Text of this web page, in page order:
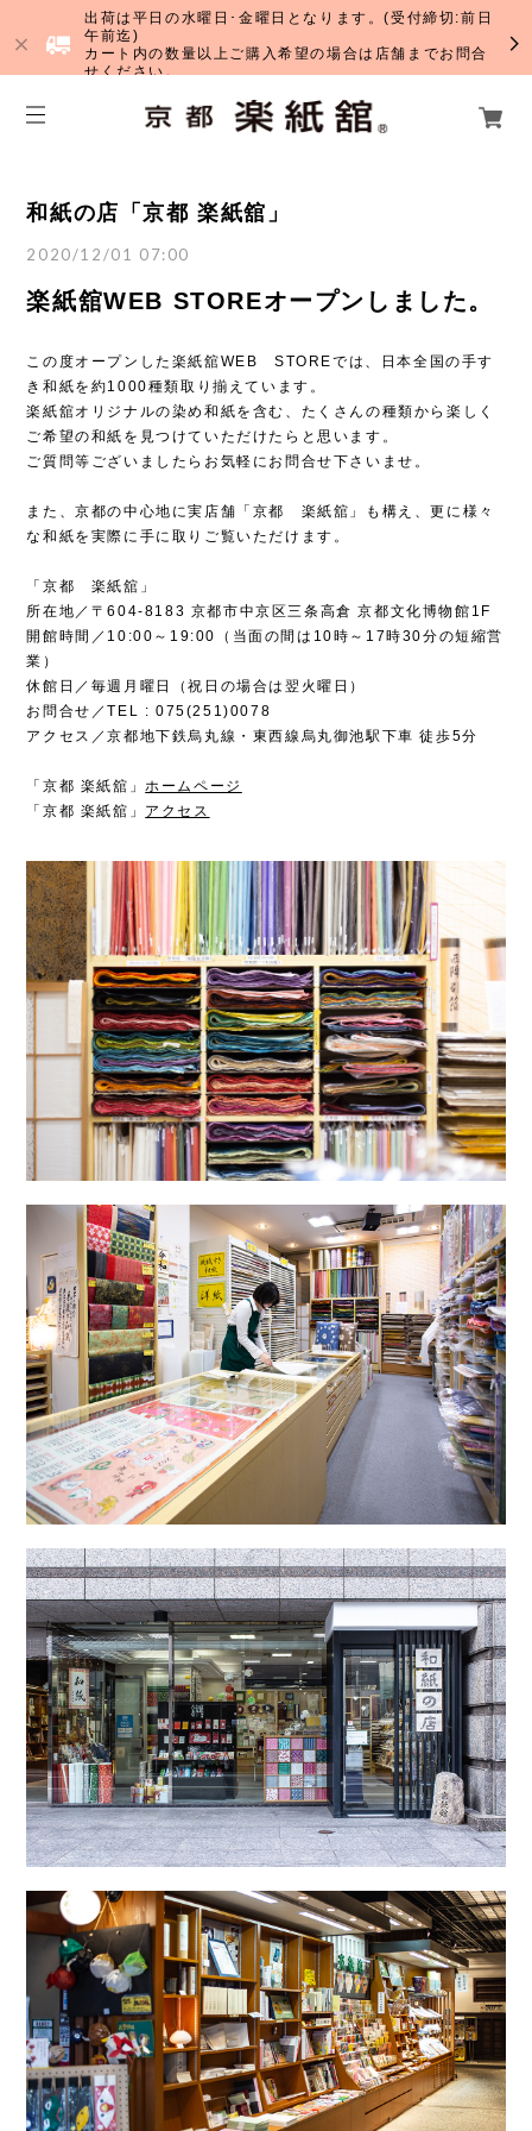
出荷は平日の水曜日･金曜日となります。(受付締切:前日
午前迄)
カート内の数量以上ご購入希望の場合は店舗までお問合
せください。
和紙の店「京都 楽紙舘」
2020/12/01 07:00
楽紙舘WEB STOREオープンしました。
この度オープンした楽紙舘WEB STOREでは、日本全国の手す
き和紙を約1000種類取り揃えています。
楽紙舘オリジナルの染め和紙を含む、たくさんの種類から楽しく
ご希望の和紙を見つけていただけたらと思います。
ご質問等ございましたらお気軽にお問合せ下さいませ。
また、京都の中心地に実店舗「京都 楽紙舘」も構え、更に様々
な和紙を実際に手に取りご覧いただけます。
「京都 楽紙舘」
所在地／〒604-8183 京都市中京区三条高倉 京都文化博物館1F
開館時間／10:00～19:00（当面の間は10時～17時30分の短縮営
業）
休館日／毎週月曜日（祝日の場合は翌火曜日）
お問合せ／TEL : 075(251)0078
アクセス／京都地下鉄烏丸線・東西線烏丸御池駅下車 徒歩5分
「京都 楽紙舘」ホームページ
「京都 楽紙舘」 アクセス